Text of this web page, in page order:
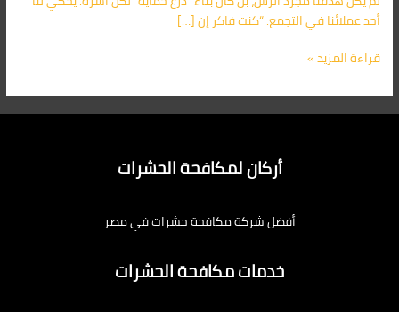
أحد عملائنا في التجمع: “كنت فاكر إن […]
الآن:
01091560420
قراءة المزيد »
أركان لمكافحة الحشرات
أفضل شركة مكافحة حشرات في مصر
خدمات مكافحة الحشرات